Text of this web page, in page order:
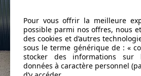
Pour vous offrir la meilleure
possible parmi nos offres, nous
des cookies et d’autres
sous le terme générique de : «
stocker des informations
données à caractère personnel